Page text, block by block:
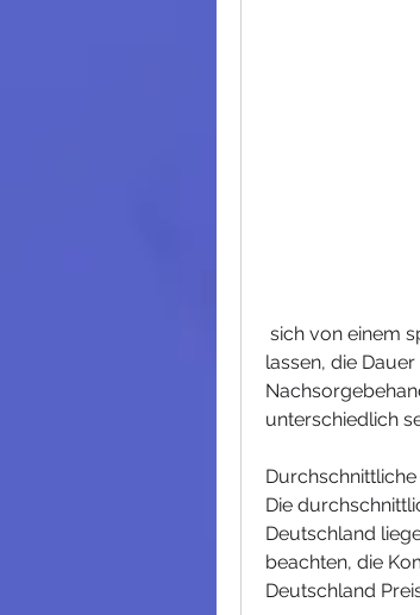
lassen, die
unterschiedlich
Die
Deutschland
beachten, die
Deutschland